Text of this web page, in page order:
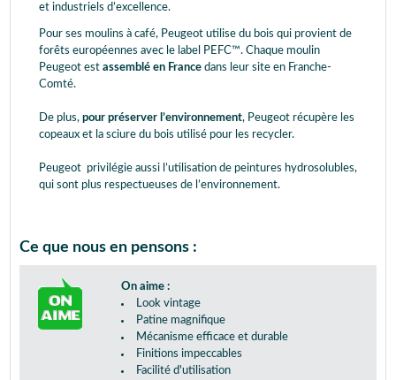
et industriels d’excellence.
Pour ses moulins à café, Peugeot utilise du bois qui provient de
forêts européennes avec le label PEFC™. Chaque moulin
Peugeot est assemblé en France dans leur site en Franche-
Comté.
De plus, pour préserver l’environnement, Peugeot récupère les
copeaux et la sciure du bois utilisé pour les recycler.
Peugeot privilégie aussi l’utilisation de peintures hydrosolubles,
qui sont plus respectueuses de l’environnement.
Ce que nous en pensons :
On aime :
Look vintage
Patine magnifique
Mécanisme efficace et durable
Finitions impeccables
Facilité d'utilisation